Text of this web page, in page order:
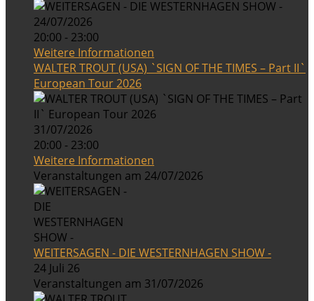
24/07/2026
20:00 - 23:00
Weitere Informationen
WALTER TROUT (USA) `SIGN OF THE TIMES – Part II`
European Tour 2026
31/07/2026
20:00 - 23:00
Weitere Informationen
Veranstaltungen am 24/07/2026
WEITERSAGEN - DIE WESTERNHAGEN SHOW -
24 Juli 26
Veranstaltungen am 31/07/2026